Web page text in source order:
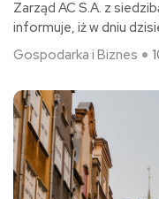
Zarząd AC S.A. z
informuje, iż w dniu
Gospodarka i Biznes